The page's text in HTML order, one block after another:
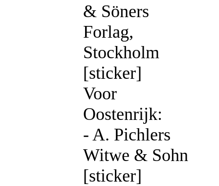
& Söners
Forlag,
Stockholm
[sticker]
Voor
Oostenrijk:
- A. Pichlers
Witwe & Sohn
[sticker]